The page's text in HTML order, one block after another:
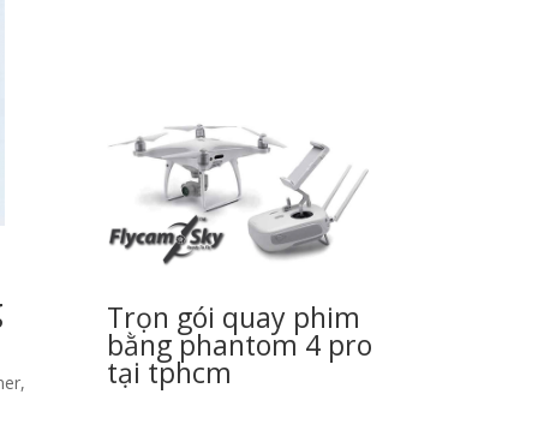
Trọn gói quay phim
bằng phantom 4 pro
tại tphcm